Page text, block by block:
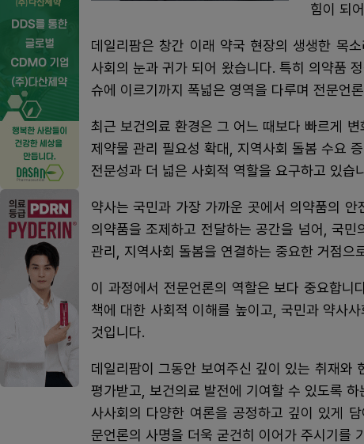
힘이 되
데일리팜은 창간 이래 약국 현장의 생생한 목
사회의 눈과 귀가 되어 왔습니다. 특히 의약품
슈에 이르기까지 폭넓은 영역을 다루며 전문언
최근 보건의료 환경은 그 어느 때보다 빠르게
제약물 관리 필요성 확대, 지역사회 돌봄 수요
전문성과 더 넓은 사회적 역할을 요구하고 있습
약사는 국민과 가장 가까운 곳에서 의약품의
의약품을 조제하고 전달하는 공간을 넘어, 국
관리, 지역사회 돌봄을 연결하는 중요한 거점으
이 과정에서 전문언론의 역할은 보다 중요합니
책에 대한 사회적 이해를 높이고, 국민과 약사
것입니다.
데일리팜이 그동안 보여주신 깊이 있는 취재와
평가받고, 보건의료 발전에 기여할 수 있도록
사사회의 다양한 여론을 공정하고 깊이 있게
문언론의 사명을 더욱 굳건히 이어가 주시기를